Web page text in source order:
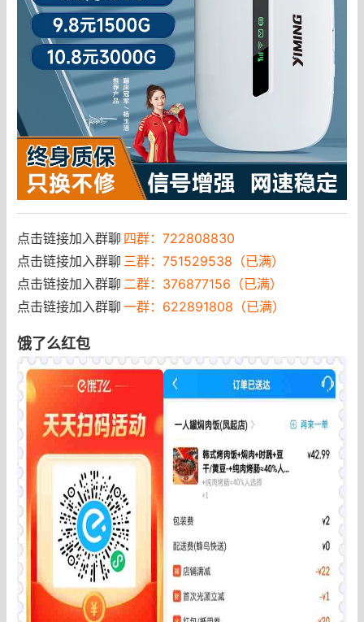
点击链接加入群聊 四群：722808830
点击链接加入群聊 三群：751529538（已满）
点击链接加入群聊 二群：376877156（已满）
点击链接加入群聊 一群：622891808（已满）
饿了么红包